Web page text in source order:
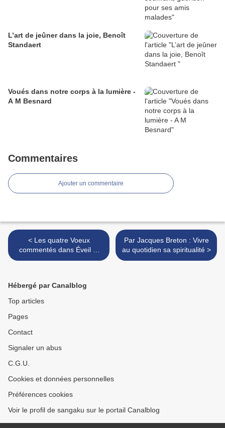
L’art de jeûner dans la joie, Benoît
Standaert
Voués dans notre corps à la lumière -
A M Besnard
Commentaires
Ajouter un commentaire
< Les quatre Voeux
commentés dans Éveil et
quotidien par Silvia
Par Jacques Breton : Vivre
au quotidien sa spiritualité >
Hébergé par Canalblog
Top articles
Pages
Contact
Signaler un abus
C.G.U.
Cookies et données personnelles
Préférences cookies
Voir le profil de sangaku sur le portail Canalblog